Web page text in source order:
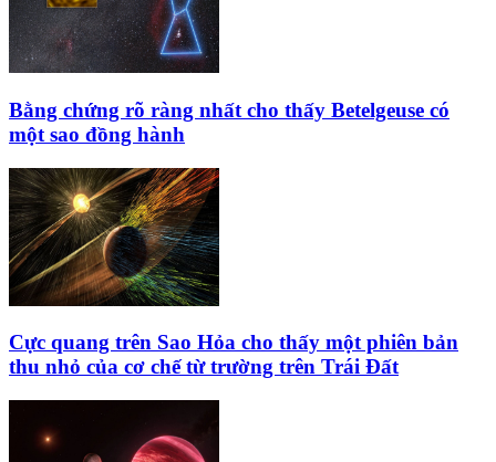
Bằng chứng rõ ràng nhất cho thấy Betelgeuse có
một sao đồng hành
Cực quang trên Sao Hỏa cho thấy một phiên bản
thu nhỏ của cơ chế từ trường trên Trái Đất